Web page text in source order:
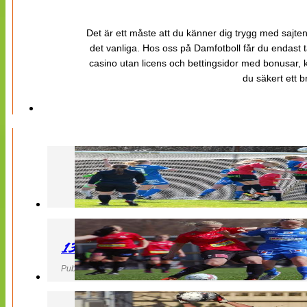
Det är ett måste att du känner dig trygg med
det vanliga. Hos oss på Damfotboll får du
casino utan licens och bettingsidor med
du säkert ett
130427 LB 07 – QBIK
Publicerad 27 April 2013, 22:40